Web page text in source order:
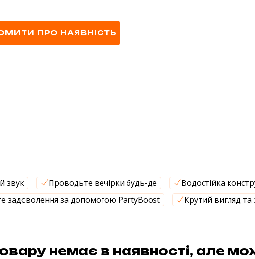
ПРО НАЯВНІСТЬ
звук Проводьте вечірки будь-де
Водостійка
задоволення за допомогою PartyBoost
Крутий вигляд та
немає в наявності, але